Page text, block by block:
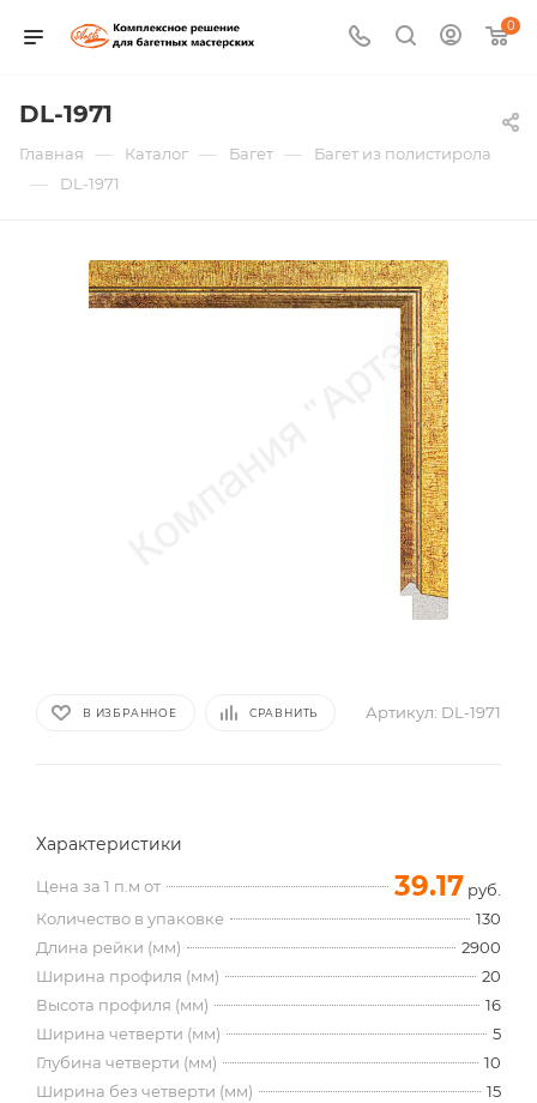
0
DL-1971
Главная — Каталог — Багет — Багет из полистирола
— DL-1971
В ИЗБРАННОЕ СРАВНИТЬ Артикул: DL-1971
Характеристики
Цена за 1 п.м от 39.17 руб.
Количество в упаковке
130
Длина рейки (мм)
2900
Ширина профиля (мм)
20
Высота профиля (мм)
16
Ширина четверти (мм)
5
Глубина четверти (мм)
10
Ширина без четверти (мм)
15